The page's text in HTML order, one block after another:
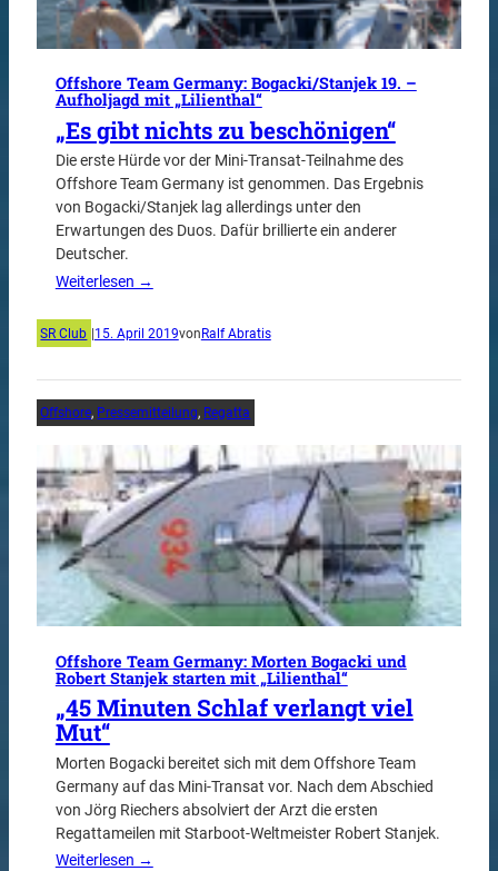
Offshore Team Germany: Bogacki/Stanjek 19. –
Aufholjagd mit „Lilienthal“
„Es gibt nichts zu beschönigen“
Die erste Hürde vor der Mini-Transat-Teilnahme des
Offshore Team Germany ist genommen. Das Ergebnis
von Bogacki/Stanjek lag allerdings unter den
Erwartungen des Duos. Dafür brillierte ein anderer
Deutscher.
Weiterlesen →
SR Club |15. April 2019vonRalf Abratis
Offshore, Pressemitteilung, Regatta
Offshore Team Germany: Morten Bogacki und
Robert Stanjek starten mit „Lilienthal“
„45 Minuten Schlaf verlangt viel
Mut“
Morten Bogacki bereitet sich mit dem Offshore Team
Germany auf das Mini-Transat vor. Nach dem Abschied
von Jörg Riechers absolviert der Arzt die ersten
Regattameilen mit Starboot-Weltmeister Robert Stanjek.
Weiterlesen →